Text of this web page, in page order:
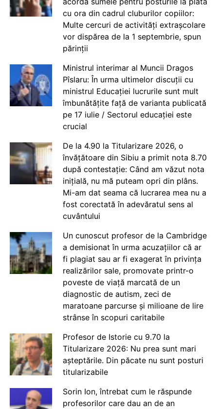
cu ora din cadrul cluburilor copiilor:
Multe cercuri de activități extrașcolare
vor dispărea de la 1 septembrie, spun
părinții
Ministrul interimar al Muncii Dragos
Pîslaru: În urma ultimelor discuții cu
ministrul Educației lucrurile sunt mult
îmbunătățite față de varianta publicată
pe 17 iulie / Sectorul educației este
crucial
De la 4.90 la Titularizare 2026, o
învățătoare din Sibiu a primit nota 8.70
după contestație: Când am văzut nota
inițială, nu mă puteam opri din plâns.
Mi-am dat seama că lucrarea mea nu a
fost corectată în adevăratul sens al
cuvântului
Un cunoscut profesor de la Cambridge
a demisionat în urma acuzațiilor că ar
fi plagiat sau ar fi exagerat în privința
realizărilor sale, promovate printr-o
poveste de viață marcată de un
diagnostic de autism, zeci de
maratoane parcurse și milioane de lire
strânse în scopuri caritabile
Profesor de Istorie cu 9.70 la
Titularizare 2026: Nu prea sunt mari
așteptările. Din păcate nu sunt posturi
titularizabile
Sorin Ion, întrebat cum le răspunde
profesorilor care dau an de an